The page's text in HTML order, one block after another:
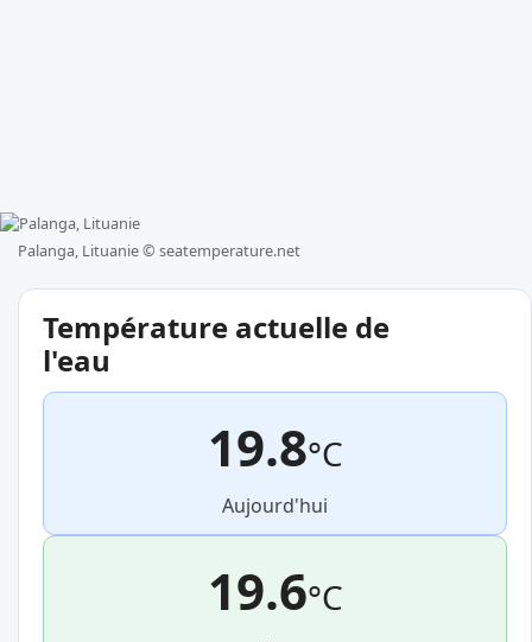
Palanga, Lituanie © seatemperature.net
Température actuelle de
l'eau
19.8°C
Aujourd'hui
19.6°C